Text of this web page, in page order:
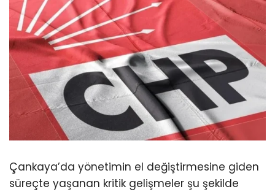
Çankaya’da yönetimin el değiştirmesine giden
süreçte yaşanan kritik gelişmeler şu şekilde